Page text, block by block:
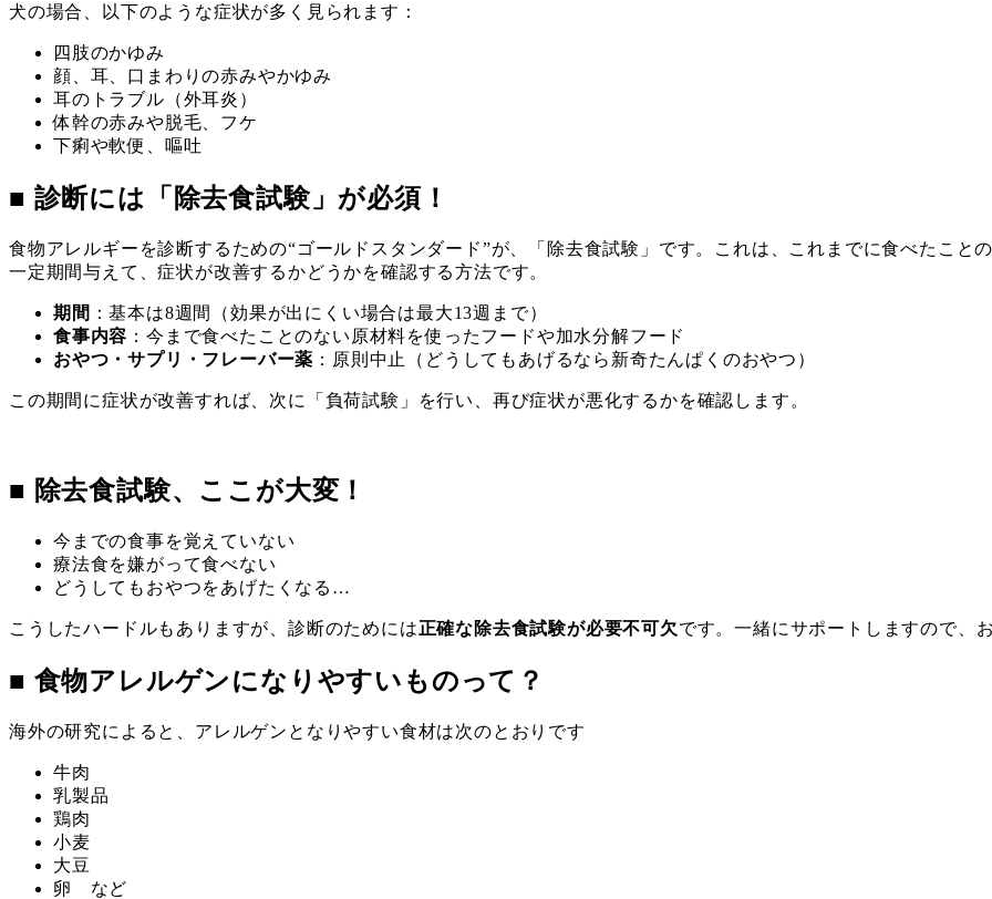
犬の場合、以下のような症状が多く見られます：
四肢のかゆみ
顔、耳、口まわりの赤みやかゆみ
耳のトラブル（外耳炎）
体幹の赤みや脱毛、フケ
下痢や軟便、嘔吐
■ 診断には「除去食試験」が必須！
食物アレルギーを診断するための“ゴールドスタンダード”が、「除去食試験」です。これは、これまでに食べたこと
一定期間与えて、症状が改善するかどうかを確認する方法です。
期間 ：基本は8週間（効果が出にくい場合は最大13週まで）
食事内容 ：今まで食べたことのない原材料を使ったフードや加水分解フード
おやつ・サプリ・フレーバー薬 ：原則中止（どうしてもあげるなら新奇たんぱくのおやつ）
この期間に症状が改善すれば、次に「負荷試験」を行い、再び症状が悪化するかを確認します。
■ 除去食試験、ここが大変！
今までの食事を覚えていない
療法食を嫌がって食べない
どうしてもおやつをあげたくなる…
こうしたハードルもありますが、診断のためには正確な除去食試験が必要不可欠です。一緒にサポートしますので、
■ 食物アレルゲンになりやすいものって？
海外の研究によると、アレルゲンとなりやすい食材は次のとおりです
牛肉
乳製品
鶏肉
小麦
大豆
卵 など